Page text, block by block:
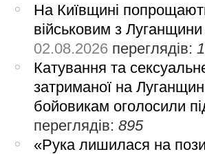
На Київщині
військовим з
02.08.2026 переглядів:
Катування та
затриманої на
бойовикам оголосили
переглядів:895
«Рука лишилася на